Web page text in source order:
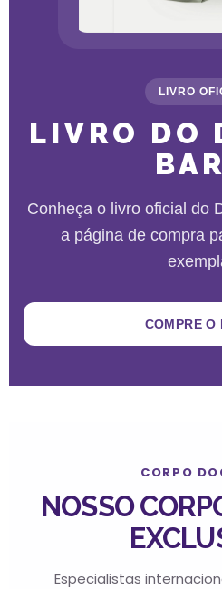
LIVRO
LIVRO DO
Conheça o livro oficial do
a página de compra
COMPRE O
CORPO
NOSSO
Especialistas